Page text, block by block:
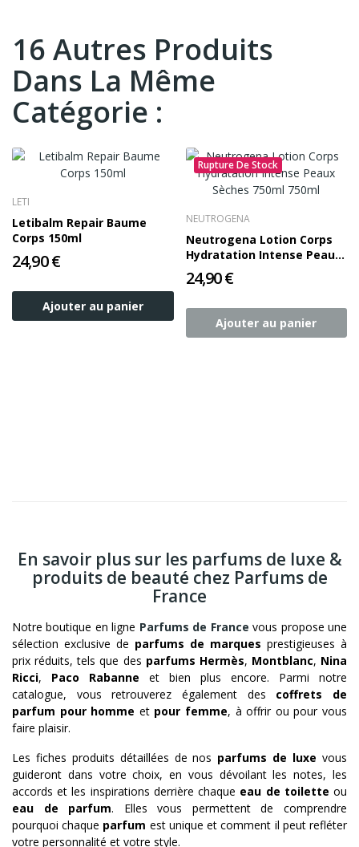
16 Autres Produits
Dans La Même
Catégorie :
LETI
Letibalm Repair Baume
Corps 150ml
24,90 €
Ajouter au panier
Rupture De Stock
NEUTROGENA
Neutrogena Lotion Corps
Hydratation Intense Peaux
Sèches 750ml 750ml
24,90 €
Ajouter au panier
En savoir plus sur les parfums de luxe &
produits de beauté chez Parfums de
France
Notre boutique en ligne Parfums de France vous propose une
sélection exclusive de parfums de marques prestigieuses à
prix réduits, tels que des parfums Hermès, Montblanc, Nina
Ricci, Paco Rabanne et bien plus encore. Parmi notre
catalogue, vous retrouverez également des coffrets de
parfum pour homme et pour femme, à offrir ou pour vous
faire plaisir.
Les fiches produits détaillées de nos parfums de luxe vous
guideront dans votre choix, en vous dévoilant les notes, les
accords et les inspirations derrière chaque eau de toilette ou
eau de parfum. Elles vous permettent de comprendre
pourquoi chaque parfum est unique et comment il peut refléter
votre personnalité et votre style.